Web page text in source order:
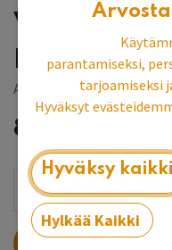
Allbäck
84,46
LISÄÄ
parantamiseksi,
tarjoamiseksi
Hyväksyt
Hyväksy kaikki
Hylkää Kaikki